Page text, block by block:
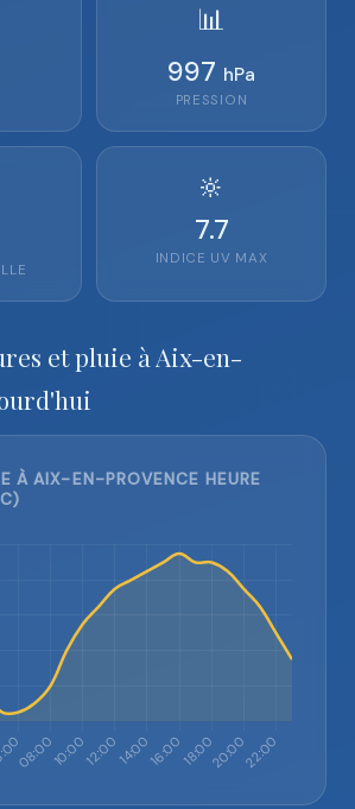
📊
997 hPa
PRESSION
🔆
7.7
INDICE UV MAX
et pluie à Aix-en-
À AIX-EN-PROVENCE HEURE